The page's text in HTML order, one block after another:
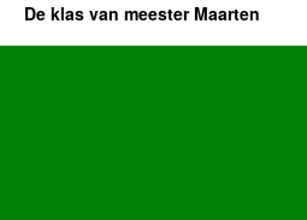
De klas van meester Maarten